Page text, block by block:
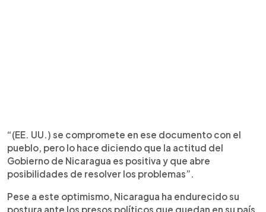
“(EE. UU.) se compromete en ese documento con el
pueblo, pero lo hace diciendo que la actitud del
Gobierno de Nicaragua es positiva y que abre
posibilidades de resolver los problemas”.
Pese a este optimismo, Nicaragua ha endurecido su
postura ante los presos políticos que quedan en su país,